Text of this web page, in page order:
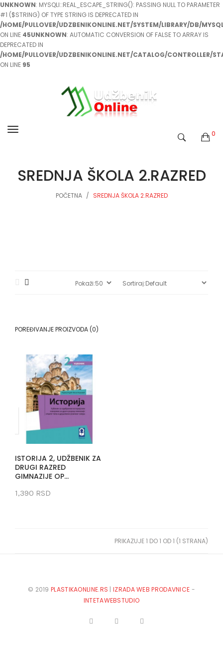
UNKNOWN: MYSQLI::REAL_ESCAPE_STRING(): PASSING NULL TO PARAMETER
#1 ($STRING) OF TYPE STRING IS DEPRECATED IN
/HOME/PULLOVER/UDZBENIKONLINE.NET/SYSTEM/LIBRARY/DB/
ON LINE 45UNKNOWN: AUTOMATIC CONVERSION OF FALSE TO ARRAY IS
DEPRECATED IN
/HOME/PULLOVER/UDZBENIKONLINE.NET/CATALOG/CONTROLLER/
ON LINE 95
0
SREDNJA ŠKOLA 2.RAZRED
POČETNA SREDNJA ŠKOLA 2.RAZRED
POREĐIVANJE PROIZVODA (0)
ISTORIJA 2, UDŽBENIK ZA
DRUGI RAZRED
GIMNAZIJE OP...
1,390 RSD
PRIKAZUJE 1 DO 1 OD 1 (1 STRANA)
© 2019PLASTIKAONLINE.RS |IZRADA WEB PRODAVNICE -
INTETAWEBSTUDIO